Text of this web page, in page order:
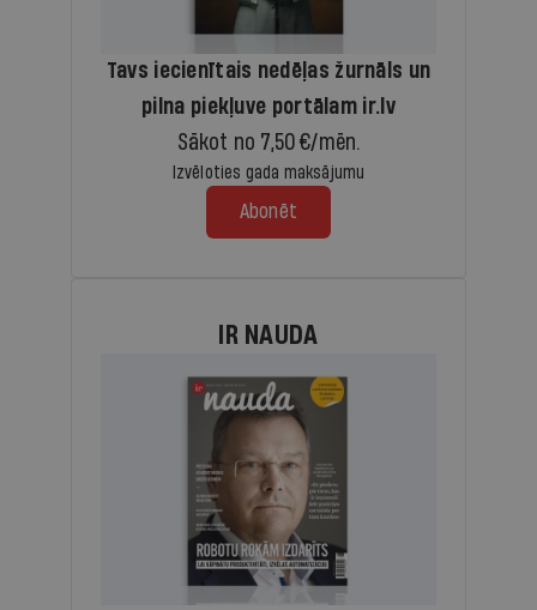
Tavs iecienītais nedēļas žurnāls un
pilna piekļuve portālam ir.lv
Sākot no 7,50 €/mēn.
Izvēloties gada maksājumu
Abonēt
IR NAUDA